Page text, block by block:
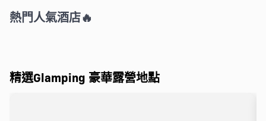
熱門人氣酒店🔥
精選Glamping 豪華露營地點